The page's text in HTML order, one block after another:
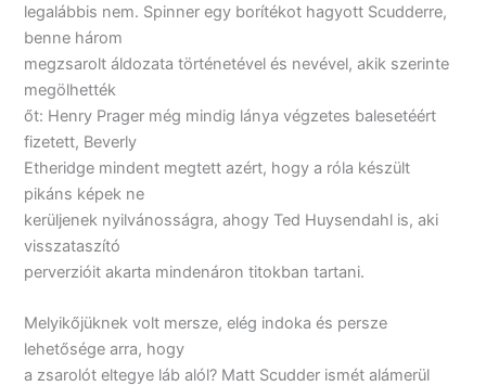
legalábbis nem. Spinner egy borítékot hagyott Scudderre,
benne három
megzsarolt áldozata történetével és nevével, akik szerinte
megölhették
őt: Henry Prager még mindig lánya végzetes balesetéért
fizetett, Beverly
Etheridge mindent megtett azért, hogy a róla készült
pikáns képek ne
kerüljenek nyilvánosságra, ahogy Ted Huysendahl is, aki
visszataszító
perverzióit akarta mindenáron titokban tartani.
Melyikőjüknek volt mersze, elég indoka és persze
lehetősége arra, hogy
a zsarolót eltegye láb alól? Matt Scudder ismét alámerül